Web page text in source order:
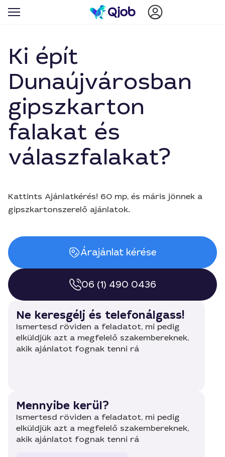
Ki épít
Dunaújvárosban
gipszkarton
falakat és
válaszfalakat?
Kattints Ajánlatkérés! 60 mp, és máris jönnek a
gipszkartonszerelő ajánlatok.
Árajánlat kérése
06 (1) 490 0436
Ne keresgélj és telefonálgass!
Ismertesd röviden a feladatot, mi pedig
elküldjük azt a megfelelő szakembereknek,
akik ajánlatot fognak tenni rá
Mennyibe kerül?
Ismertesd röviden a feladatot, mi pedig
elküldjük azt a megfelelő szakembereknek,
akik ajánlatot fognak tenni rá